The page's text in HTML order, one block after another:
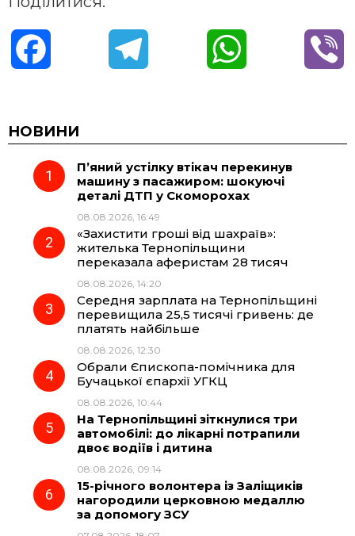
c
e
o
k
e
r
a
m
t
НОВИНИ
П’яний устілку втікач перекинув
машину з пасажиром: шокуючі
деталі ДТП у Скоморохах
08.08.2026, 16:49
«Захистити гроші від шахраїв»:
жителька Тернопільщини
переказала аферистам 28 тисяч
08.08.2026, 14:20
Середня зарплата на Тернопільщині
перевищила 25,5 тисячі гривень: де
платять найбільше
08.08.2026, 12:30
Обрали Єпископа-помічника для
Бучацької єпархії УГКЦ
08.08.2026, 10:44
На Тернопільщині зіткнулися три
автомобілі: до лікарні потрапили
двоє водіїв і дитина
08.08.2026, 09:14
15-річного волонтера із Заліщиків
нагородили церковною медаллю
за допомогу ЗСУ